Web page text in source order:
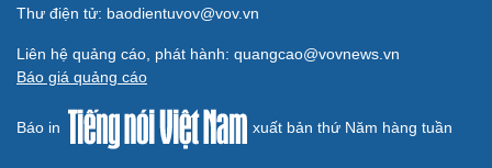
Thư điện tử: baodientuvov@vov.vn
Liên hệ quảng cáo, phát hành: quangcao@vovnews.vn
Báo giá quảng cáo
Báo in xuất bản thứ Năm hàng tuần